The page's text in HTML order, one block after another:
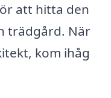
att hitta den
trädgård. När
kom ihåg